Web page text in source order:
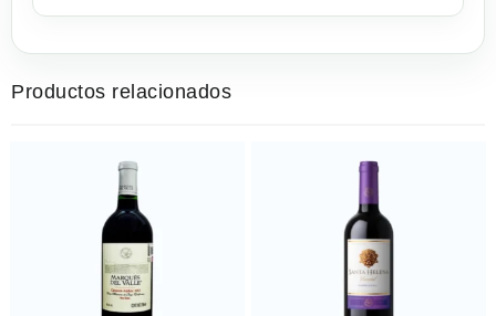
Productos relacionados